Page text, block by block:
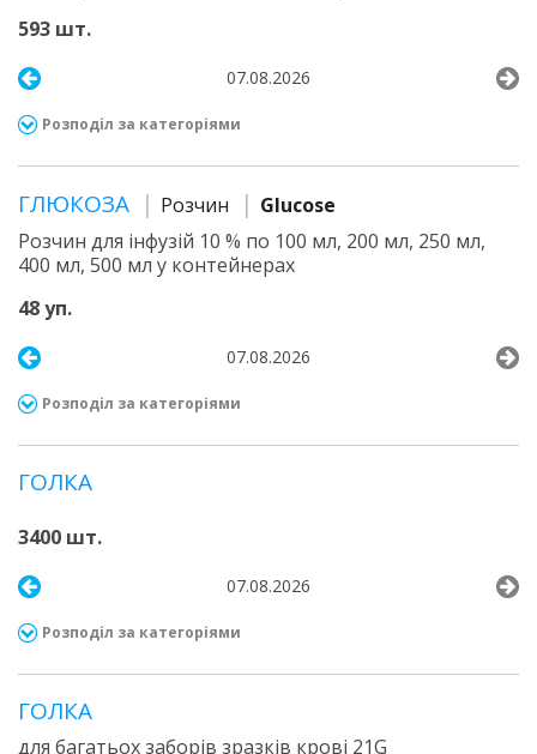
593 шт.
07.08.2026
Розподіл за категоріями
ГЛЮКОЗА Розчин
Glucose
Розчин для інфузій 10 % по 100 мл, 200 мл, 250 мл,
400 мл, 500 мл у контейнерах
48 уп.
07.08.2026
Розподіл за категоріями
ГОЛКА
3400 шт.
07.08.2026
Розподіл за категоріями
ГОЛКА
для багатьох заборів зразків крові 21G